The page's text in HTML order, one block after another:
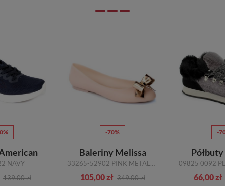
NAVY
139,00 zł
-70%
Baleriny Melissa
33265-52902 PINK METALLIC
105,00 zł 349,00 zł
-
66,00 zł